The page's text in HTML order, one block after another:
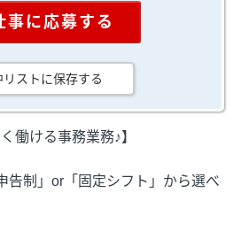
事に応募する
リストに保存する
働ける事務業務♪】
告制」or「固定シフト」から選べ